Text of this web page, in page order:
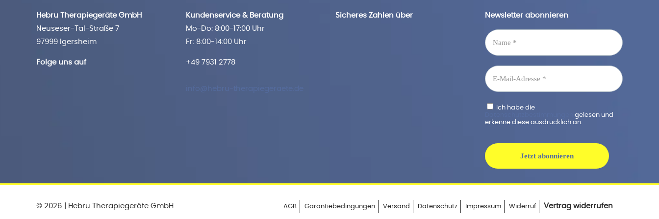
Hebru Therapiegeräte GmbH
Neuseser-Tal-Straße 7
97999 Igersheim
Folge uns auf
Kundenservice & Beratung
Mo-Do: 8:00-17:00 Uhr
Fr: 8:00-14:00 Uhr
+49 7931 2778
info@hebru-therapiegeraete.de
Sicheres Zahlen über Newsletter abonnieren
Ich habe die
gelesen und
erkenne diese ausdrücklich an.
© 2026 | Hebru Therapiegeräte GmbH AGB Garantiebedingungen Versand Datenschutz Impressum Widerruf Vertrag widerrufen